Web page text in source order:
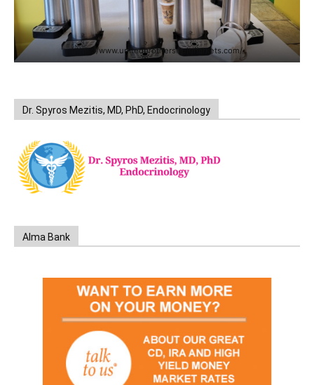
https://www.unitedbrothersfruitmarkets.com/
Dr. Spyros Mezitis, MD, PhD, Endocrinology
Alma Bank